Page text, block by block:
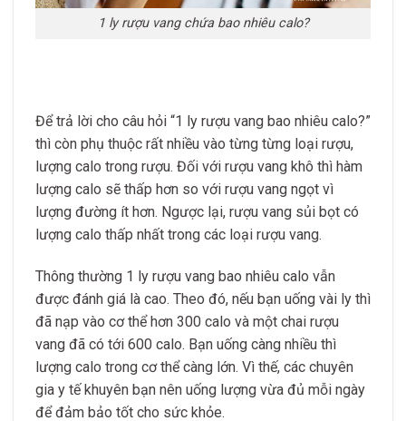
1 ly rượu vang chứa bao nhiêu calo?
Để trả lời cho câu hỏi “1 ly rượu vang bao nhiêu calo?”
thì còn phụ thuộc rất nhiều vào từng từng loại rượu,
lượng calo trong rượu. Đối với rượu vang khô thì hàm
lượng calo sẽ thấp hơn so với rượu vang ngọt vì
lượng đường ít hơn. Ngược lại, rượu vang sủi bọt có
lượng calo thấp nhất trong các loại rượu vang.
Thông thường 1 ly rượu vang bao nhiêu calo vẫn
được đánh giá là cao. Theo đó, nếu bạn uống vài ly thì
đã nạp vào cơ thể hơn 300 calo và một chai rượu
vang đã có tới 600 calo. Bạn uống càng nhiều thì
lượng calo trong cơ thể càng lớn. Vì thế, các chuyên
gia y tế khuyên bạn nên uống lượng vừa đủ mỗi ngày
để đảm bảo tốt cho sức khỏe.